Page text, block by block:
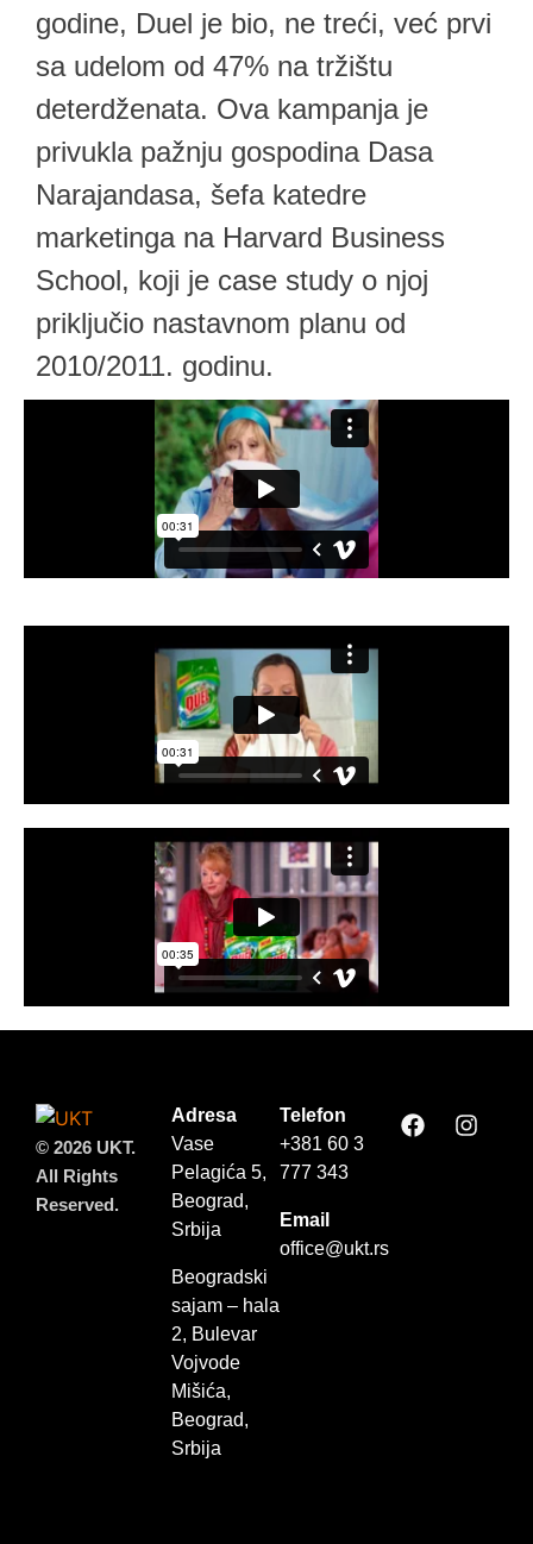
godine, Duel je bio, ne treći, već prvi
sa udelom od 47% na tržištu
deterdženata. Ova kampanja je
privukla pažnju gospodina Dasa
Narajandasa, šefa katedre
marketinga na Harvard Business
School, koji je case study o njoj
priključio nastavnom planu od
2010/2011. godinu.
© 2026 UKT.
All Rights
Reserved.
Adresa
Vase
Pelagića 5,
Beograd,
Srbija
Beogradski
sajam – hala
2, Bulevar
Vojvode
Mišića,
Beograd,
Srbija
Telefon
+381 60 3
777 343
Email
office@ukt.rs